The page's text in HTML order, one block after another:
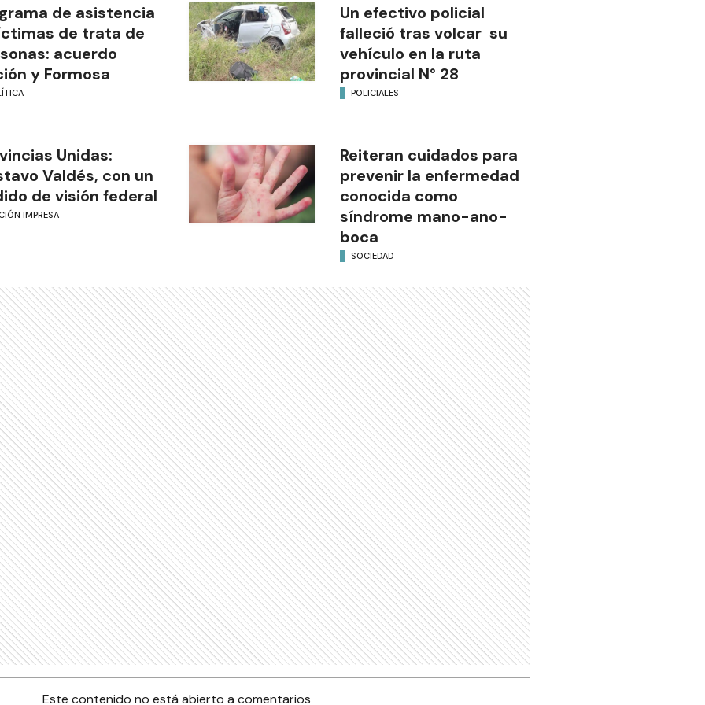
de asistencia
de trata de
acuerdo
y Formosa
Un efectivo policial
falleció tras volcar su
vehículo en la ruta
provincial N° 28
POLICIALES
Unidas:
Valdés, con un
de visión federal
IMPRESA
Reiteran cuidados para
prevenir la enfermedad
conocida como
síndrome mano-ano-
boca
SOCIEDAD
Este contenido no está abierto a comentarios